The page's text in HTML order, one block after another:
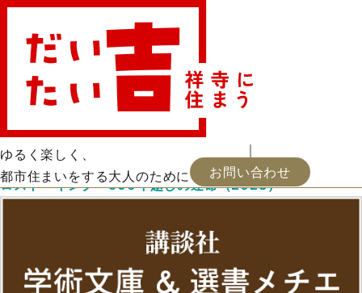
ゆるく楽しく、
都市住まいをする大人のために
お問い合わせ
三浦しをん「なにごとも腹八分目」
会員登録
お知らせ福井憲彦「パサージュを行くように」
屋上ガーデニング出逢い地中海史の遺構
お問い合わせ
イングランド
2025.09.17 更新
ロスト・キング 500年越しの運命（2023）